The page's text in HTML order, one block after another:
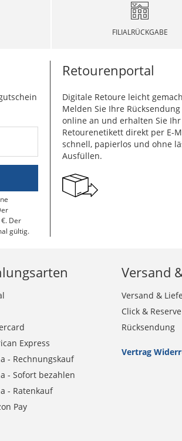
FILIALRÜCKGABE
Der
gültig.
Retourenportal
Digitale Retoure leicht
Melden Sie Ihre
online an und erhalten Sie Ihr
Retourenetikett direkt per E-
schnell, papierlos und ohne
Ausfüllen.
Express
- Rechnungskauf
- Sofort bezahlen
- Ratenkauf
Pay
Versand
Versand &
Click & Reserve
Rücksendung
Vertrag